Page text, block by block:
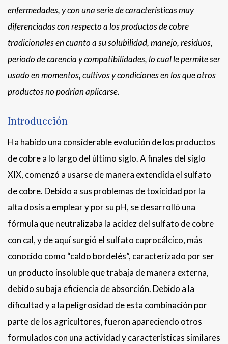
enfermedades, y con una serie de características muy
diferenciadas con respecto a los productos de cobre
tradicionales en cuanto a su solubilidad, manejo, residuos,
periodo de carencia y compatibilidades, lo cual le permite ser
usado en momentos, cultivos y condiciones en los que otros
productos no podrían aplicarse.
Introducción
Ha habido una considerable evolución de los productos
de cobre a lo largo del último siglo. A finales del siglo
XIX, comenzó a usarse de manera extendida el sulfato
de cobre. Debido a sus problemas de toxicidad por la
alta dosis a emplear y por su pH, se desarrolló una
fórmula que neutralizaba la acidez del sulfato de cobre
con cal, y de aquí surgió el sulfato cuprocálcico, más
conocido como “caldo bordelés”, caracterizado por ser
un producto insoluble que trabaja de manera externa,
debido su baja eficiencia de absorción. Debido a la
dificultad y a la peligrosidad de esta combinación por
parte de los agricultores, fueron apareciendo otros
formulados con una actividad y características similares